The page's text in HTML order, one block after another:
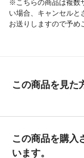
※こちらの商品は複数
い場合、キャンセルと
お送りしますので予め
この商品を見た
この商品を購入
います。